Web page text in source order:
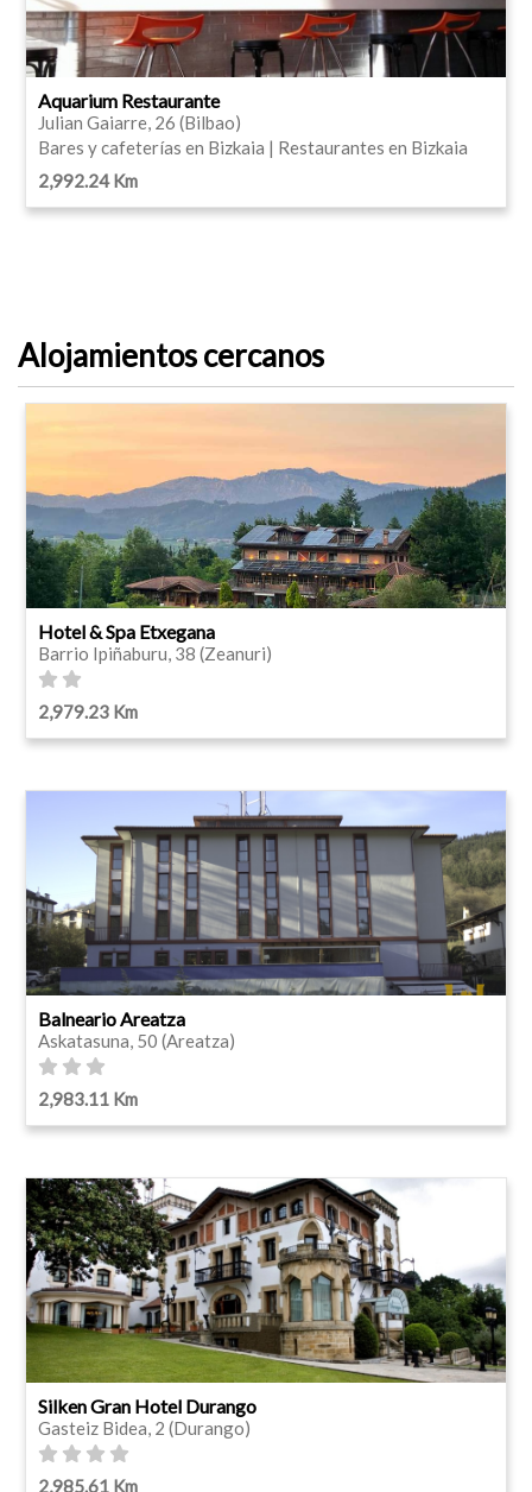
Aquarium Restaurante
Julian Gaiarre, 26 (Bilbao)
Bares y cafeterías en Bizkaia | Restaurantes en Bizkaia
2,992.24 Km
Alojamientos cercanos
Hotel & Spa Etxegana
Barrio Ipiñaburu, 38 (Zeanuri)
2,979.23 Km
Balneario Areatza
Askatasuna, 50 (Areatza)
2,983.11 Km
Silken Gran Hotel Durango
Gasteiz Bidea, 2 (Durango)
2,985.61 Km